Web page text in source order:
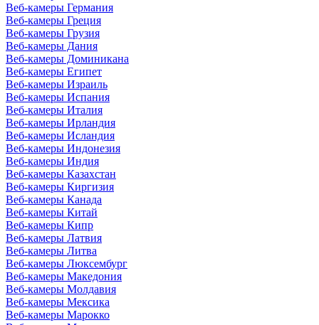
Веб-камеры Германия
Веб-камеры Греция
Веб-камеры Грузия
Веб-камеры Дания
Веб-камеры Доминикана
Веб-камеры Египет
Веб-камеры Израиль
Веб-камеры Испания
Веб-камеры Италия
Веб-камеры Ирландия
Веб-камеры Исландия
Веб-камеры Индонезия
Веб-камеры Индия
Веб-камеры Казахстан
Веб-камеры Киргизия
Веб-камеры Канада
Веб-камеры Китай
Веб-камеры Кипр
Веб-камеры Латвия
Веб-камеры Литва
Веб-камеры Люксембург
Веб-камеры Македония
Веб-камеры Молдавия
Веб-камеры Мексика
Веб-камеры Марокко